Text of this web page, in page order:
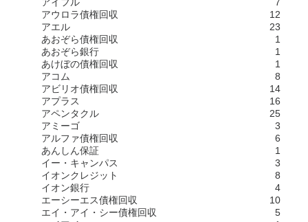
アウロラ債権回収
12
アエル
23
あおぞら債権回収
1
あおぞら銀行
1
あけぼの債権回収
1
アコム
8
アビリオ債権回収
14
アプラス
16
アペンタクル
25
アミーゴ
3
アルファ債権回収
6
あんしん保証
1
イー・キャンパス
3
イオンクレジット
8
イオン銀行
4
エーシーエス債権回収
10
エイ・アイ・シー債権回収
5